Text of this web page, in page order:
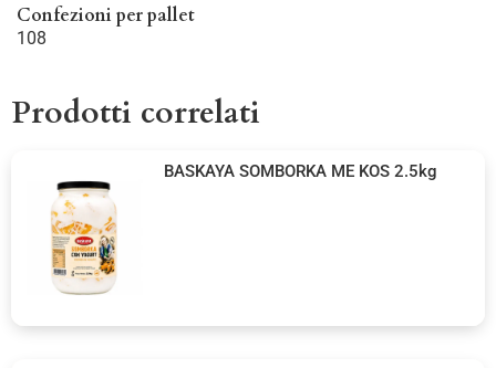
Confezioni per pallet
108
Prodotti correlati
BASKAYA SOMBORKA ME KOS 2.5kg